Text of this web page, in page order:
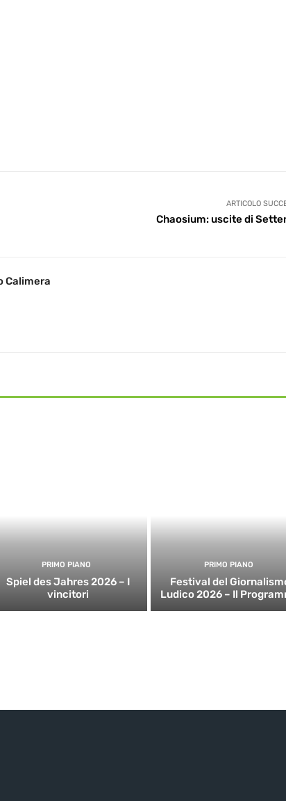
ARTICOLO
Chaosium: uscite di
Calimera
PRIMO PIANO
Spiel des Jahres 2026 – I
vincitori
PRIMO PIANO
Festival del
Ludico 2026 – Il